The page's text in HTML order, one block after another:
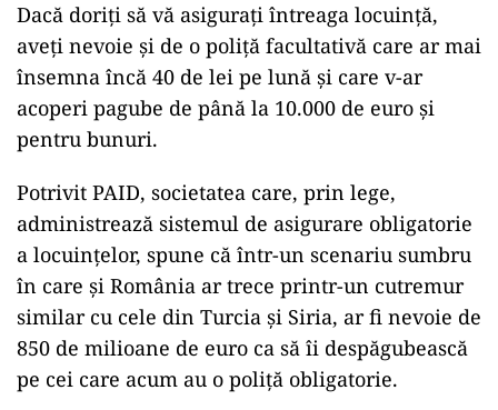
Dacă doriţi să vă asiguraţi întreaga locuinţă,
aveţi nevoie şi de o poliţă facultativă care ar mai
însemna încă 40 de lei pe lună şi care v-ar
acoperi pagube de până la 10.000 de euro şi
pentru bunuri.
Potrivit PAID, societatea care, prin lege,
administrează sistemul de asigurare obligatorie
a locuinţelor, spune că într-un scenariu sumbru
în care şi România ar trece printr-un cutremur
similar cu cele din Turcia şi Siria, ar fi nevoie de
850 de milioane de euro ca să îi despăgubească
pe cei care acum au o poliţă obligatorie.